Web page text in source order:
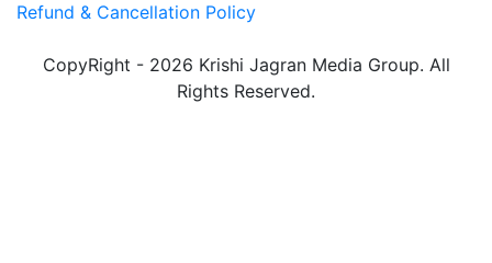
Refund & Cancellation Policy
CopyRight - 2026 Krishi Jagran Media Group. All
Rights Reserved.